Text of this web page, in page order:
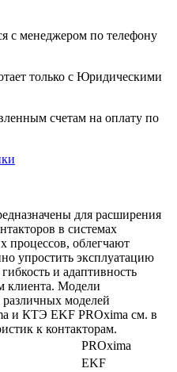
с менеджером по телефону
только с Юридическими
счетам на оплату по
для расширения
в системах
процессов, облегчают
упростить эксплуатацию
и адаптивность
клиента. Модели
моделей
и КТЭ EKF PROxima см. в
к контакторам.
PROxima
EKF